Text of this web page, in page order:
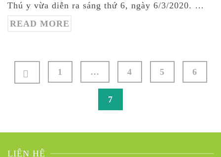
Thú y vừa diễn ra sáng thứ 6, ngày 6/3/2020. …
READ MORE
Điều
hướng
1 … 4 5 6
7
LIÊN HỆ